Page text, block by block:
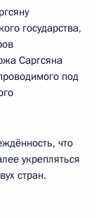
государства,
Саргсяна
под
что
укрепляться
стран.